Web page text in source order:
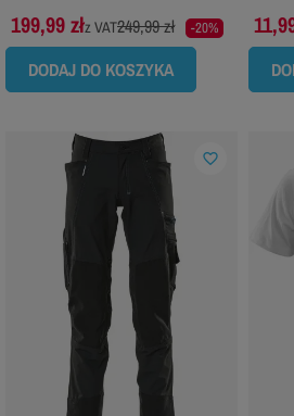
199,99 złz VAT249,99 zł -20%
DODAJ DO KOSZYKA
favorite_border